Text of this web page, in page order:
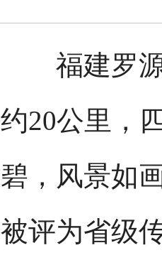
福建罗源
约20公里，
碧，风景如
被评为省级